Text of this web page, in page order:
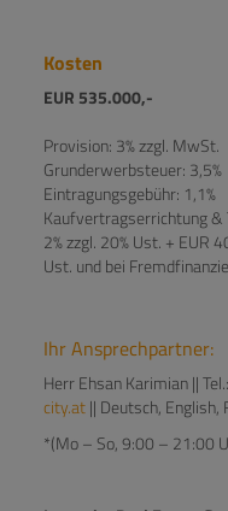
Kosten
EUR 535.000,-
Provision: 3% zzgl. MwSt.
Grunderwerbsteuer: 3,5%
Eintragungsgebühr: 1,1%
Kaufvertragserrichtung &
2% zzgl. 20% Ust. + EUR
Ust. und bei
Ihr Ansprechpartner:
Herr Ehsan Karimian ||
city.at|| Deutsch, English,
*(Mo – So, 9:00 – 21:00